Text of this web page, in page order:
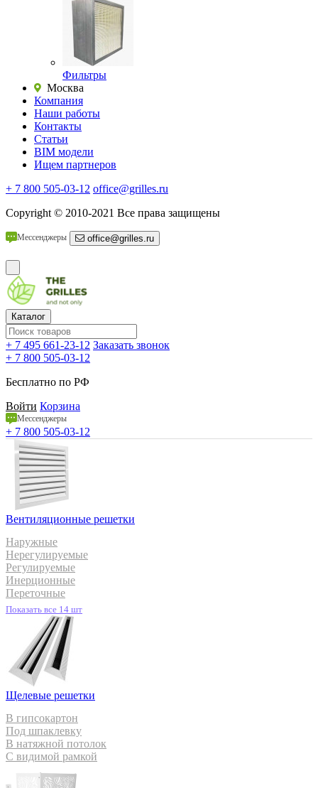
Фильтры
Москва
Компания
Наши работы
Контакты
Статьи
BIM модели
Ищем партнеров
+ 7 800 505-03-12 office@grilles.ru
Copyright © 2010-2021 Все права защищены
Мессенджеры office@grilles.ru
Каталог
+ 7 495 661-23-12 Заказать звонок
+ 7 800 505-03-12
Бесплатно по РФ
Войти Корзина
Мессенджеры
+ 7 800 505-03-12
Вентиляционные решетки
Наружные
Нерегулируемые
Регулируемые
Инерционные
Переточные
Показать все 14 шт
Щелевые решетки
В гипсокартон
Под шпаклевку
В натяжной потолок
С видимой рамкой